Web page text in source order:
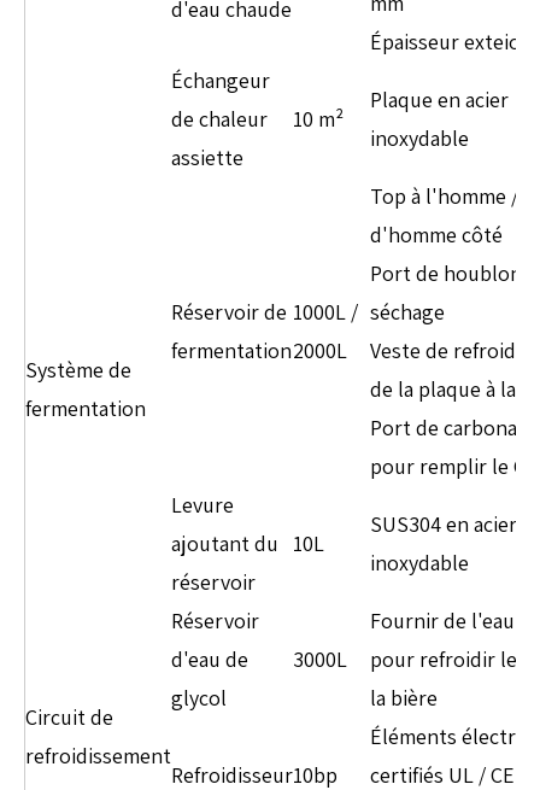
Épaisseur exteior
d'eau chaude
Échangeur
de chaleur
assiette
10 m²
Plaque en acier
inoxydable
Système de
fermentation
Réservoir de
fermentation
1000L /
2000L
Top à l'homme /
d'homme côté
Port de houblon à
séchage
Veste de
de la plaque à la
Port de
pour remplir le
Levure
ajoutant du
réservoir
10L
SUS304 en acier
inoxydable
Circuit de
refroidissement
Réservoir
d'eau de
glycol
3000L
Fournir de l'eau
pour refroidir le
la bière
Refroidisseur10bp
Éléments
certifiés UL / CE,